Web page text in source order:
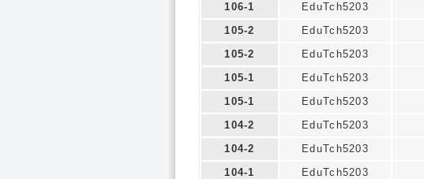
106-1
EduTch5203
105-2
EduTch5203
105-2
EduTch5203
105-1
EduTch5203
105-1
EduTch5203
104-2
EduTch5203
104-2
EduTch5203
104-1
EduTch5203